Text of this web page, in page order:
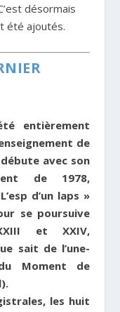
désormais
été ajoutés.
entièrement
de
avec son
de 1978,
d’un laps »
se poursuive
et XXIV,
sait de l’une-
Moment de
les huit